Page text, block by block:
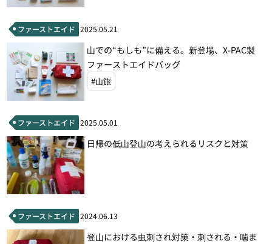
ファーストエイド 2025.05.21
山での“もしも”に備える。新登場、X-PAC製
ファーストエイドバッグ
#山旅
ファーストエイド 2025.05.01
日帰の低山登山の考えられるリスクと対策
ファーストエイド 2024.06.13
登山における虫刺され対策・刺される・噛ま